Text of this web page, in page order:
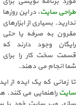
طراحی سایت، در این روزها
ندارید. بسیاری از ابزارهای
مقرون به صرفه یا حتی
رایگان وجود دارند که
قسمت سخت کار را برای
شما انجام می دهند.
تا زمانی که یک ایده از
سایتراهنمایی می کنند.